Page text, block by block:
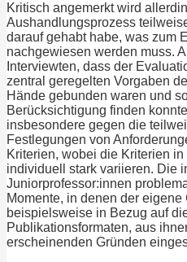
Kritisch angemerkt wird
Aushandlungsprozess
darauf gehabt habe, was zum
nachgewiesen werden muss.
Interviewten, dass der
zentral geregelten Vorgaben
Hände gebunden waren und
Berücksichtigung finden
insbesondere gegen die
Festlegungen von
Kriterien, wobei die Kriterien
individuell stark variieren. Die
Juniorprofessor:innen
Momente, in denen der
beispielsweise in Bezug auf
Publikationsformaten, aus
erscheinenden Gründen